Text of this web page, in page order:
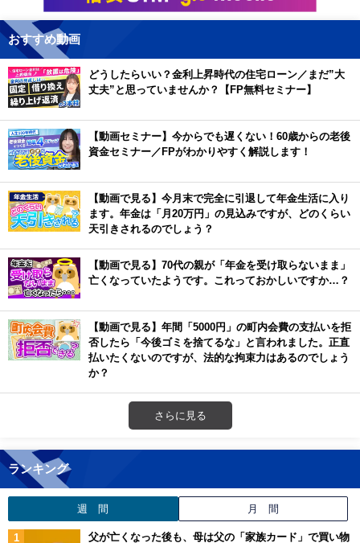
おすすめ動画
どうしたらいい？金利上昇時代の住宅ローン／まだ”大
丈夫”と思っていませんか？【FP無料セミナー】
【動画セミナー】今からでも遅くない！60歳からの老後
資金セミナー／FPがわかりやすく解説します！
【動画で見る】今月末で完全に引退して年金生活に入り
ます。年金は「月20万円」の見込みですが、どのくらい
天引きされるのでしょう？
【動画で見る】70代の親が「年金を受け取らないまま」
亡くなっていたようです。これっておかしいですか…？
【動画で見る】年間「5000円」の町内会費の支払いを拒
否したら「今後ゴミを捨てるな」と言われました。正直
払いたくないのですが、法的な拘束力はあるのでしょう
か？
さらに見る
ランキング
週 間 月 間
父が亡くなった後も、母は父の「家族カード」で買い物